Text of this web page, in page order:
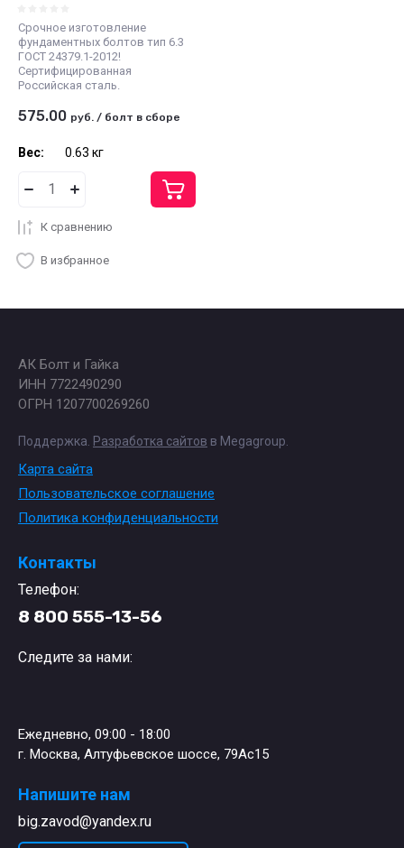
Срочное изготовление
фундаментных болтов тип 6.3
ГОСТ 24379.1-2012!
Сертифицированная
Российская сталь.
575.00 руб. / болт в сборе
Вес: 0.63 кг
К сравнению
В избранное
АК Болт и Гайка
ИНН 7722490290
ОГРН 1207700269260
Поддержка. Разработка сайтов в Megagroup.
Карта сайта
Пользовательское соглашение
Политика конфиденциальности
Контакты
Телефон:
8 800 555-13-56
Следите за нами:
Ежедневно, 09:00 - 18:00
г. Москва, Алтуфьевское шоссе, 79Ас15
Напишите нам
big.zavod@yandex.ru